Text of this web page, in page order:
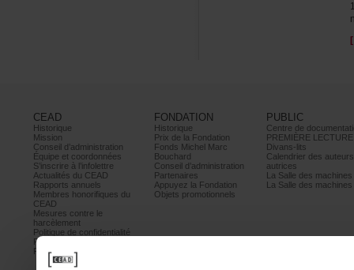
CEAD
Historique
Mission
Conseild’administration
Équipeetcoordonnées
S’inscrireàl’infolettre
ActualitésduCEAD
Rapportsannuels
Membreshonorifiquesdu
CEAD
Mesurescontrele
harcèlement
Politiquedeconfidentialité
Prixetconcours
Partenaires
FONDATION
Historique
PrixdelaFondation
FondsMichelMarc
Bouchard
Conseild’administration
Partenaires
AppuyezlaFondation
Objetspromotionnels
PUBLIC
PREMIÈRELECTURE
Divans-lits
autrices